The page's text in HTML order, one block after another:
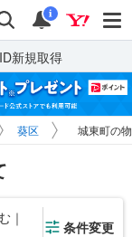
検索 通知
i
ID新規取得
葵区 城東町の
｜
条件変更